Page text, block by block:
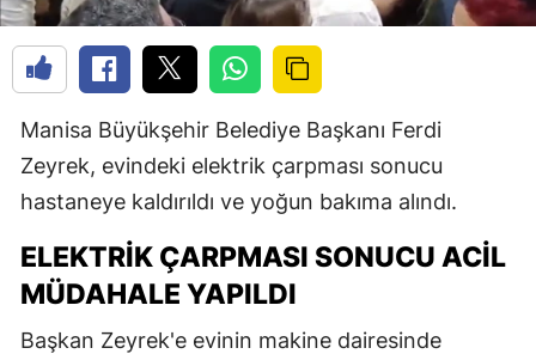
Manisa Büyükşehir Belediye Başkanı Ferdi
Zeyrek, evindeki elektrik çarpması sonucu
hastaneye kaldırıldı ve yoğun bakıma alındı.
ELEKTRIK ÇARPMASI SONUCU ACIL
MÜDAHALE YAPILDI
Başkan Zeyrek'e evinin makine dairesinde